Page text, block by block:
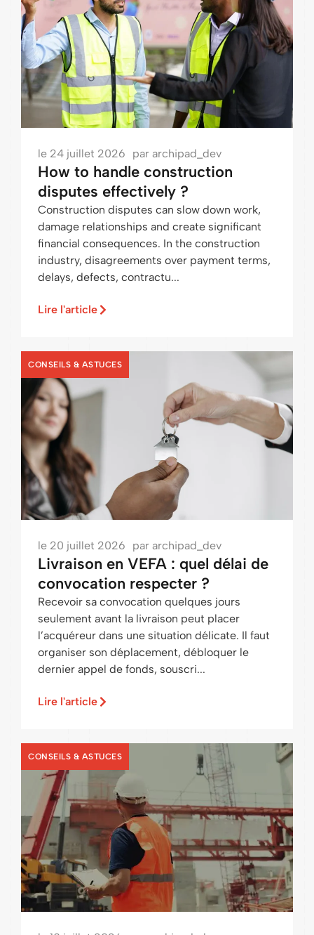
le 24 juillet 2026 par archipad_dev
How to handle construction
disputes effectively ?
Construction disputes can slow down work,
damage relationships and create significant
financial consequences. In the construction
industry, disagreements over payment terms,
delays, defects, contractu...
Lire l'article
CONSEILS & ASTUCES
le 20 juillet 2026 par archipad_dev
Livraison en VEFA : quel délai de
convocation respecter ?
Recevoir sa convocation quelques jours
seulement avant la livraison peut placer
l’acquéreur dans une situation délicate. Il faut
organiser son déplacement, débloquer le
dernier appel de fonds, souscri...
Lire l'article
CONSEILS & ASTUCES